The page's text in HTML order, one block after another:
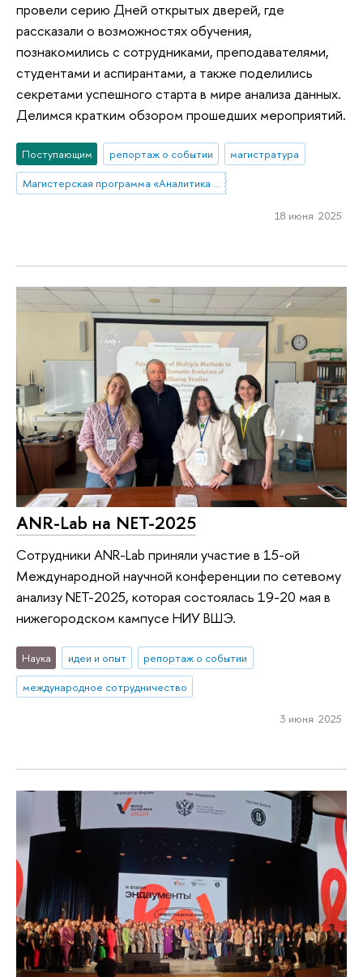
провели серию Дней открытых дверей, где
рассказали о возможностях обучения,
познакомились с сотрудниками, преподавателями,
студентами и аспирантами, а также поделились
секретами успешного старта в мире анализа данных.
Делимся кратким обзором прошедших мероприятий.
Поступающим репортаж о событии
магистратура
Магистерская программа «Аналитика данных и прикладная статистика / Data Analytics and Social Statistics»
18 июня 2025
ANR-Lab на NET-2025
Сотрудники ANR-Lab приняли участие в 15-ой
Международной научной конференции по сетевому
анализу NET-2025, которая состоялась 19-20 мая в
нижегородском кампусе НИУ ВШЭ.
Наука идеи и опыт
репортаж о событии
международное сотрудничество
3 июня 2025